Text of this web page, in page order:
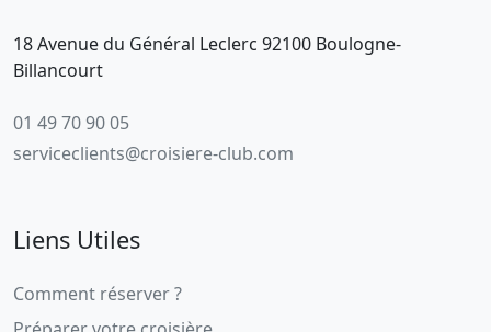
18 Avenue du Général Leclerc 92100 Boulogne-
Billancourt
01 49 70 90 05
serviceclients@croisiere-club.com
Liens Utiles
Comment réserver ?